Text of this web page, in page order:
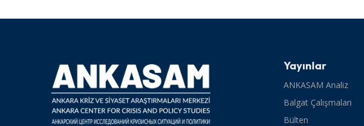
Yayınlar
ANKASAM Analiz
Balgat Çalışmaları
Bülten